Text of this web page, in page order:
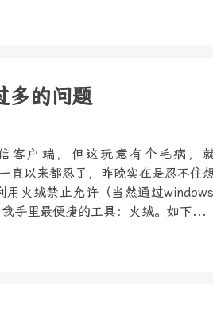
多的问题
客户端，但这玩意有个毛病，
直以来都忍了，昨晚实在是忍不住
火绒禁止允许（当然通过
手里最便捷的工具：火绒。如下...